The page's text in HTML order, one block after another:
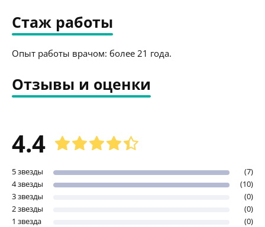
Стаж работы
Опыт работы врачом: более 21 года.
Отзывы и оценки
4.4
5 звезды
(7)
4 звезды
(10)
3 звезды
(0)
2 звезды
(0)
1 звезда
(0)